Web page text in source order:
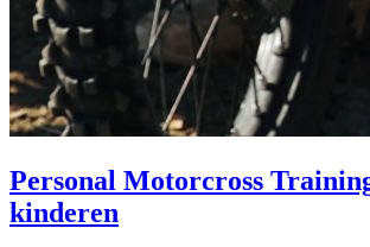
Personal Motorcross
kinderen